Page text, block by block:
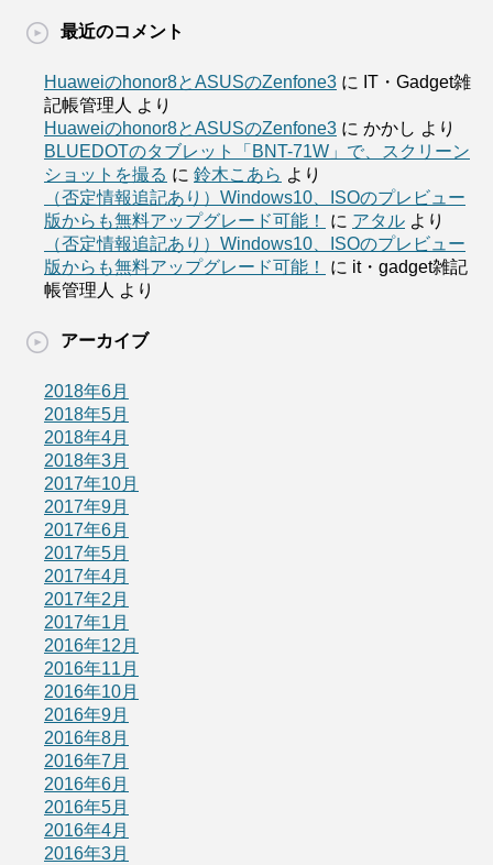
最近のコメント
Huaweiのhonor8とASUSのZenfone3 に IT・Gadget雑
記帳管理人 より
Huaweiのhonor8とASUSのZenfone3 に かかし より
BLUEDOTのタブレット「BNT-71W」で、スクリーン
ショットを撮る に 鈴木こあら より
（否定情報追記あり）Windows10、ISOのプレビュー
版からも無料アップグレード可能！
に アタル より
（否定情報追記あり）Windows10、ISOのプレビュー
版からも無料アップグレード可能！
に it・gadget雑記
帳管理人 より
アーカイブ
2018年6月
2018年5月
2018年4月
2018年3月
2017年10月
2017年9月
2017年6月
2017年5月
2017年4月
2017年2月
2017年1月
2016年12月
2016年11月
2016年10月
2016年9月
2016年8月
2016年7月
2016年6月
2016年5月
2016年4月
2016年3月